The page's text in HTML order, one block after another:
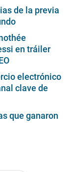
de la previa
en tráiler
electrónico
clave de
que ganaron